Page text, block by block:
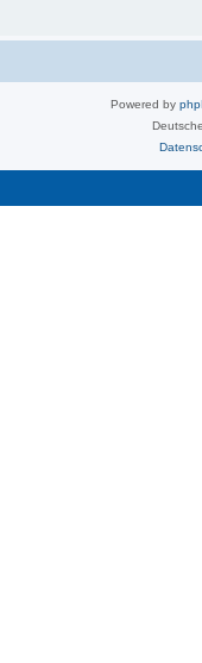
Powered by